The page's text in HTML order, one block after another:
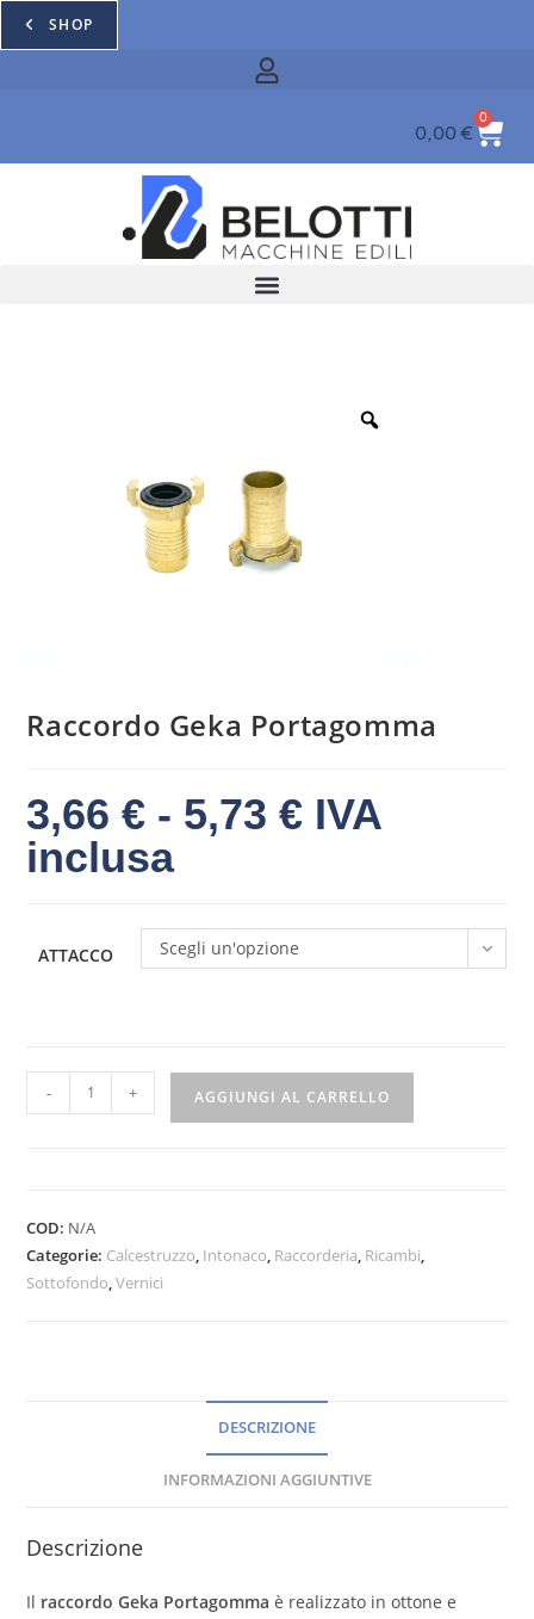
SHOP
0,00€
0
Raccordo Geka Portagomma
3,66€ - 5,73€ IVA
inclusa
ATTACCO Scegli un'opzione
- + AGGIUNGI AL CARRELLO
COD: N/A
Categorie: Calcestruzzo Intonaco Raccorderia Ricambi
Sottofondo ,Vernici
DESCRIZIONE
INFORMAZIONI AGGIUNTIVE
Descrizione
Il raccordo Geka Portagomma è realizzato in ottone e